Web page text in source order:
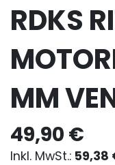
RDKS
MM
49,90 €
59,38